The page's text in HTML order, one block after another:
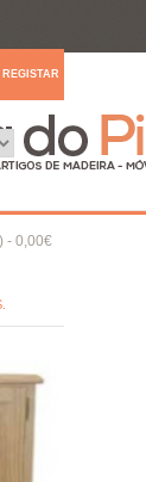
REGISTAR
- 0,00€